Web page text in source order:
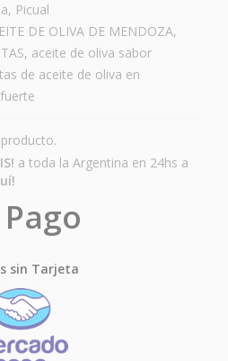
, Picual
DE OLIVA DE MENDOZA,
, aceite de oliva sabor
de aceite de oliva en
a toda la Argentina en 24hs a
sin Tarjeta